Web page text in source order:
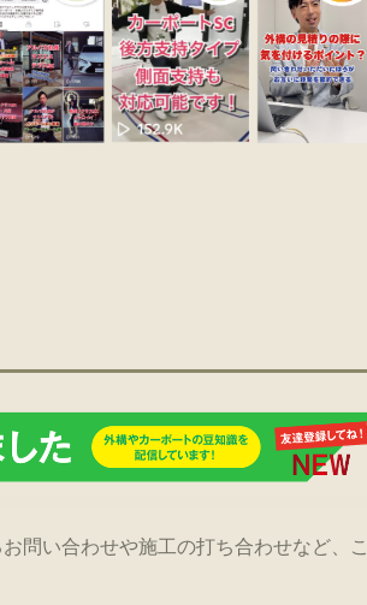
問い合わせや施工の打ち合わせなど、こ